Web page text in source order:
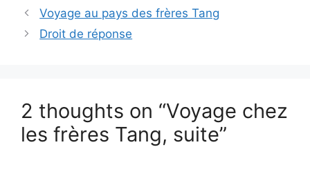
Voyage au pays des frères Tang
Droit de réponse
2 thoughts on “Voyage chez
les frères Tang, suite”